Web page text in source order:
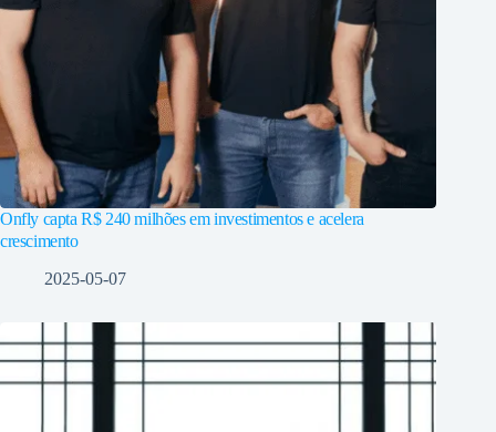
Onfly capta R$ 240 milhões em investimentos e acelera
crescimento
2025-05-07